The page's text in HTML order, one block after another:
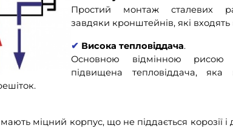
Простий монтаж сталевих
завдяки кронштейнів, які
✔ Висока тепловіддача.
Основною відмінною рисою
підвищена тепловіддача, яка
міцний корпус, що не піддається корозії і